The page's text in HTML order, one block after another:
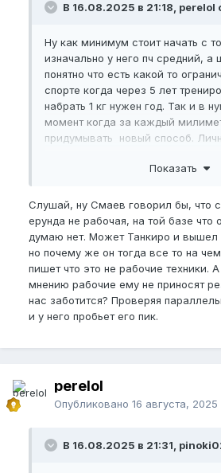
В 16.08.2025 в 21:18, perelol
Ну как минимум стоит начать с
изначально у него пч средний, а
понятно что есть какой то
спорте когда через 5 лет
набрать 1 кг нужен год. Так и в
момент когда за каждый
придумывать новый способ.
которые выходят на какие то
Будем надеяться что танкиро
нарастит до +10 см и конечно же
Показать
Слушай, ну Смаев говорил бы, что
ерунда не рабочая, на той базе что
думаю нет. Может Танкиро и
но почему же он тогда все то на
пишет что это не рабочие техники. А
мнению рабочие ему не приносят
нас заботится? Проверяя
и у него пробьет его пик.
perelol
Опубликовано 16 августа, 2025
В 16.08.2025 в 21:31,